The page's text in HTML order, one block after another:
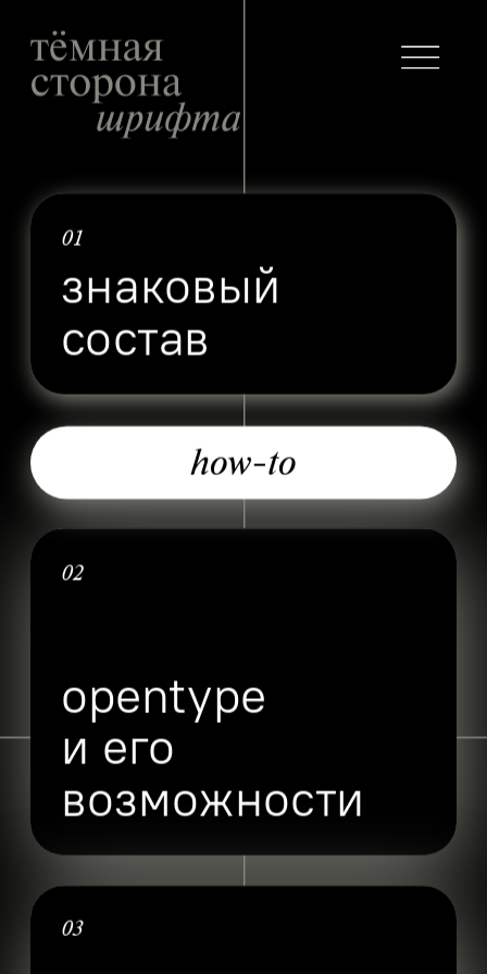
01
знаковый
состав
how-to
02
opentype
и его
возможности
03